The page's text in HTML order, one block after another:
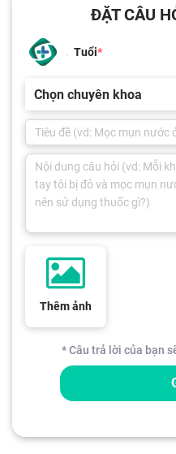
ĐẶT CÂU
Tuổi
Chọn chuyên khoa
Thêm ảnh
* Câu trả lời của bạn